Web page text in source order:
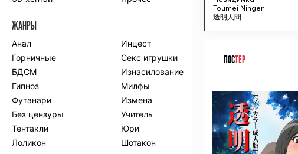
Toumei Ningen
透明人間
ПОСТЕР
Anidub
Animedia
Kansai studio
Onibaku
Shiza project
ПО ЖАНРАМ
Комедия
Приключения
Романтика
Школа
Этти
Боевые
искусства
ЖАНРЫ
Анал
Инцест
Горничные
Секс игрушки
БДСМ
Изнасилование
Гипноз
Милфы
Футанари
Измена
Без цензуры
Учитель
Тентакли
Юри
Лоликон
Шотакон